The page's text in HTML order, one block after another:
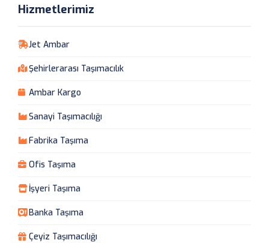
Hizmetlerimiz
Jet Ambar
Şehirlerarası Taşımacılık
Ambar Kargo
Sanayi Taşımacılığı
Fabrika Taşıma
Ofis Taşıma
İşyeri Taşıma
Banka Taşıma
Çeyiz Taşımacılığı